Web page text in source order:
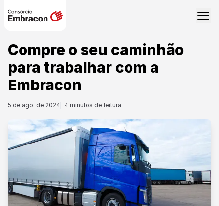
Compre o seu caminhão
para trabalhar com a
Embracon
5 de ago. de 2024 4 minutos de leitura